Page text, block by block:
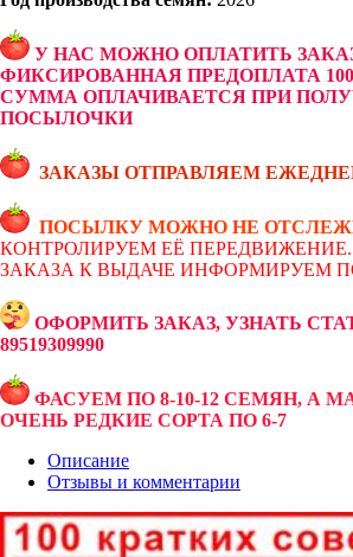
У НАС МОЖНО ОПЛАТИТЬ
ФИКСИРОВАННАЯ ПРЕДОПЛАТА
СУММА ОПЛАЧИВАЕТСЯ ПРИ
ПОСЫЛОЧКИ
ЗАКАЗЫ ОТПРАВЛЯЕМ
ПОСЫЛКУ МОЖНО НЕ
КОНТРОЛИРУЕМ ЕЁ
ЗАКАЗА К ВЫДАЧЕ ИНФОРМИРУЕМ
ОФОРМИТЬ ЗАКАЗ, УЗНАТЬ
89519309990
ФАСУЕМ ПО 8-10-12 СЕМЯН, А
ОЧЕНЬ РЕДКИЕ СОРТА ПО 6-7
Описание
Отзывы и комментарии